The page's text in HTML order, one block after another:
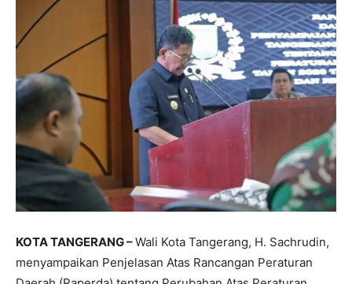
KOTA TANGERANG –Wali Kota Tangerang, H. Sachrudin,
menyampaikan Penjelasan Atas Rancangan Peraturan